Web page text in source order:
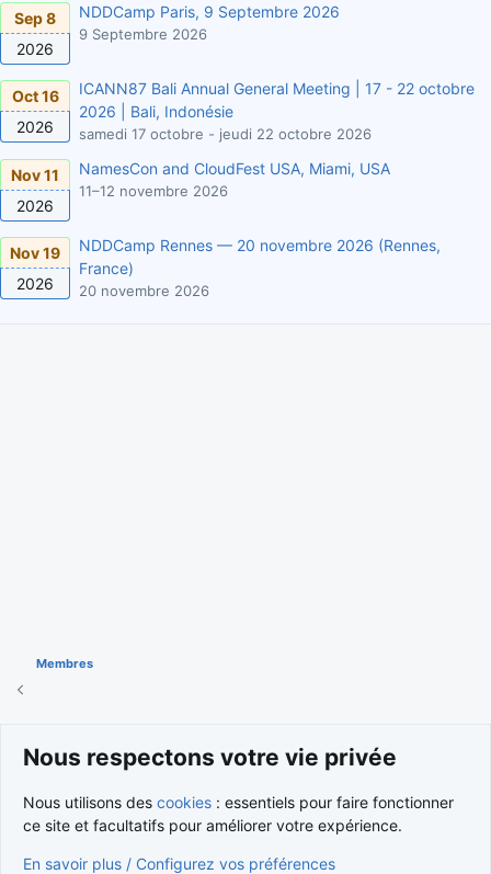
Sep 8
2026
NDDCamp Paris, 9 Septembre 2026
9 Septembre 2026
Oct 16
2026
ICANN87 Bali Annual General Meeting | 17 - 22 octobre
2026 | Bali, Indonésie
samedi 17 octobre - jeudi 22 octobre 2026
Nov 11
2026
NamesCon and CloudFest USA, Miami, USA
11–12 novembre 2026
Nov 19
2026
NDDCamp Rennes — 20 novembre 2026 (Rennes,
France)
20 novembre 2026
Membres
Cookies
Politique de confidentialité
Aide Accueil
R
S
S
Traduction française parXenForo FR|Media embeds via s9e/MediaSites
Nous respectons votre vie privée
Nous utilisons des cookies : essentiels pour faire fonctionner
ce site et facultatifs pour améliorer votre expérience.
En savoir plus / Configurez vos préférences